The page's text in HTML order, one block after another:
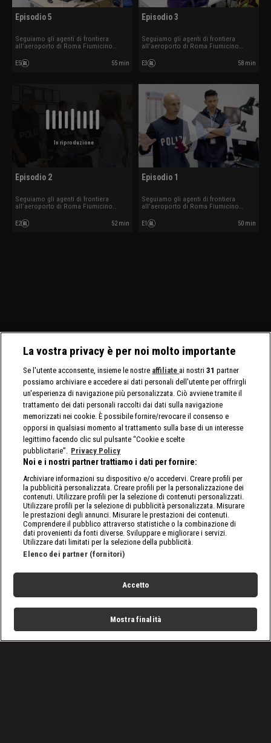
Episodio 5
Seguiamo gli agenti di frontiera
all’aeroporto di Roma Fiumicino
documenti irregolari, traffici di
sostanze illecite e altre situazioni
E5 55 min
Episodio 3
Seguiamo gli agenti di frontiera
all’aeroporto di Roma Fiumicino
documenti irregolari, traffici di
sostanze illecite e altre situazioni
internazionali.
E3 58 min
In riproduzione
Episodio 2
Seguiamo gli agenti di frontiera
all’aeroporto di Roma Fiumicino
documenti irregolari, traffici di
sostanze illecite e altre situazioni
E2 52 min
Episodio 1
Seguiamo gli agenti di frontiera
all’aeroporto di Roma Fiumicino
documenti irregolari, traffici di
sostanze illecite e altre situazioni
E1 50 min
La vostra privacy è per noi molto importante
Se l'utente acconsente, insieme le nostre affiliate ai nostri31 partner
possiamo archiviare e accedere ai dati personali dell'utente per offrirgli
un'esperienza di navigazione più personalizzata. Ciò avviene tramite il
trattamento dei dati personali raccolti dai dati sulla navigazione
memorizzati nei cookie. È possibile fornire/revocare il consenso e
opporsi in qualsiasi momento al trattamento sulla base di un interesse
legittimo facendo clic sul pulsante “Cookie e scelte
pubblicitarie”. Privacy Policy
Noi e i nostri partner trattiamo i dati per fornire:
Archiviare informazioni su dispositivo e/o accedervi. Creare profili per
la pubblicità personalizzata. Creare profili per la personalizzazione dei
contenuti. Utilizzare profili per la selezione di contenuti personalizzati.
Utilizzare profili per la selezione di pubblicità personalizzata. Misurare
le prestazioni degli annunci. Misurare le prestazioni dei contenuti.
Comprendere il pubblico attraverso statistiche o la combinazione di
dati provenienti da fonti diverse. Sviluppare e migliorare i servizi.
Utilizzare dati limitati per la selezione della pubblicità.
Elenco dei partner (fornitori)
Accetto
Mostra finalità